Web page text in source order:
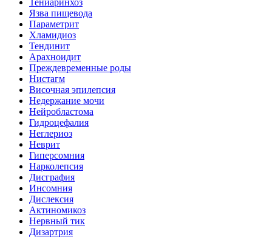
Тениаринхоз
Язва пищевода
Параметрит
Хламидиоз
Тендинит
Арахноидит
Преждевременные роды
Нистагм
Височная эпилепсия
Недержание мочи
Нейробластома
Гидроцефалия
Неглериоз
Неврит
Гиперсомния
Нарколепсия
Дисграфия
Инсомния
Дислексия
Актиномикоз
Нервный тик
Дизартрия